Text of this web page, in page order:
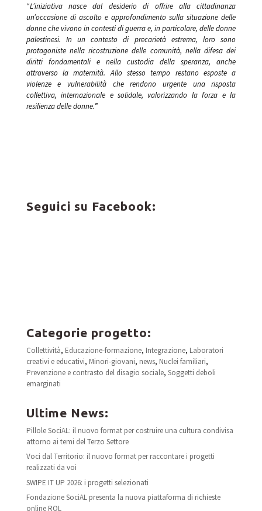
“L’iniziativa nasce dal desiderio di offrire alla cittadinanza
un’occasione di ascolto e approfondimento sulla situazione delle
donne che vivono in contesti di guerra e, in particolare, delle donne
palestinesi. In un contesto di precarietà estrema, loro sono
protagoniste nella ricostruzione delle comunità, nella difesa dei
diritti fondamentali e nella custodia della speranza, anche
attraverso la maternità. Allo stesso tempo restano esposte a
violenze e vulnerabilità che rendono urgente una risposta
collettiva, internazionale e solidale, valorizzando la forza e la
resilienza delle donne.”
Seguici su Facebook:
Categorie progetto:
Collettività, Educazione-formazione, Integrazione, Laboratori
creativi e educativi, Minori-giovani, news, Nuclei familiari,
Prevenzione e contrasto del disagio sociale, Soggetti deboli
emarginati
Ultime News:
Pillole SociAL: il nuovo format per costruire una cultura condivisa
attorno ai temi del Terzo Settore
Voci dal Territorio: il nuovo format per raccontare i progetti
realizzati da voi
SWIPE IT UP 2026: i progetti selezionati
Fondazione SociAL presenta la nuova piattaforma di richieste
online ROL